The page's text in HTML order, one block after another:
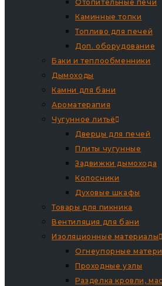
Отопительные печи
Каминные топки
Топливо для печей
Доп. оборудование
Баки и теплообменники
Дымоходы
Камни для бани
Ароматерапия
Чугунное литьё
Дверцы для печей
Плиты чугунные
Задвижки дымохода
Колосники
Духовые шкафы
Товары для пикника
Вентиляция для бани
Изоляционные материалы
Огнеупорные
Проходные узлы
Разделка кровли,